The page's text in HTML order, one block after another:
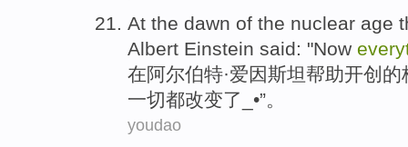
At the dawn of the nuclear age
Albert Einstein said: "Now
在阿尔伯特·爱因斯坦帮助开创 的
一切都改变了_•”。
youdao